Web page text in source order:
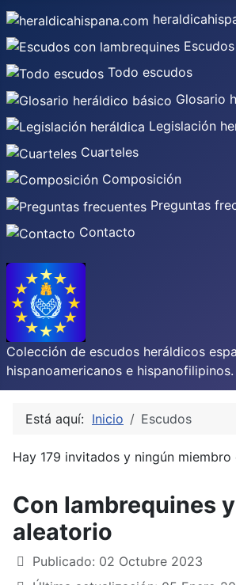
Todo escudos
Glosario
Legislación
Cuarteles
Composición
Preguntas
Contacto
Colección de escudos heráldicos
hispanoamericanos e hispanofilipinos.
Está aquí: Inicio Escudos
Hay 179 invitados y ningún miembro
Con lambrequines
aleatorio
Publicado: 02 Octubre 2023